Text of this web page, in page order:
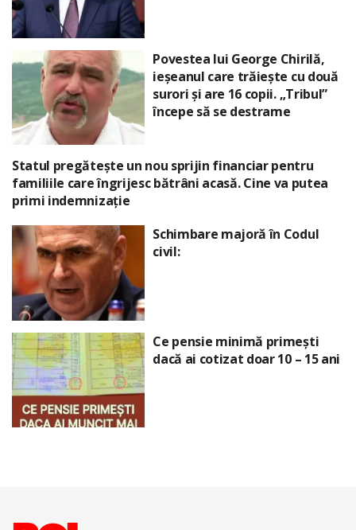
Povestea lui George Chirilă,
ieșeanul care trăiește cu două
surori și are 16 copii. „Tribul”
începe să se destrame
Statul pregătește un nou sprijin financiar pentru
familiile care îngrijesc bătrâni acasă. Cine va putea
primi indemnizație
Schimbare majoră în Codul
civil:
Ce pensie minimă primești
dacă ai cotizat doar 10 – 15 ani